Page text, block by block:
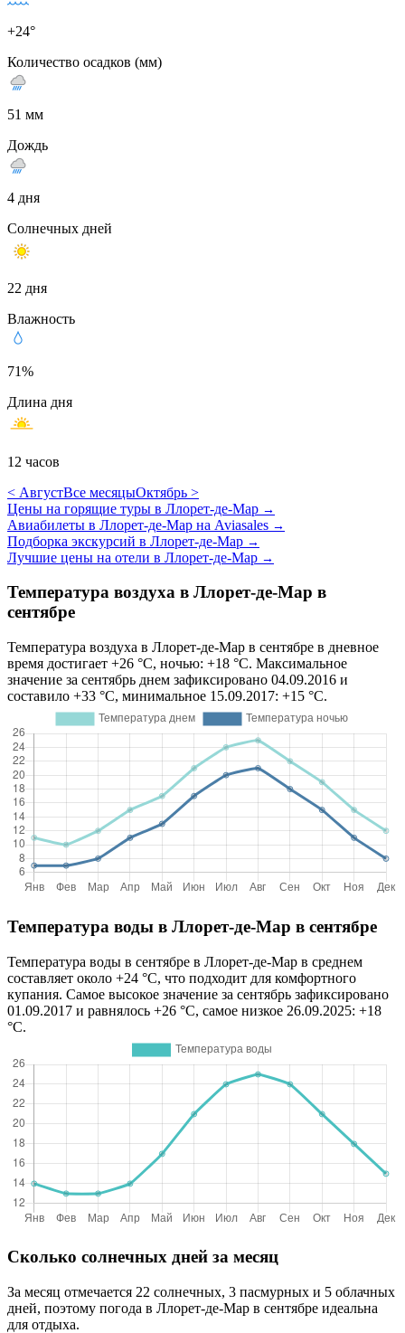
+24°
Количество осадков (мм)
51 мм
Дождь
4 дня
Солнечных дней
22 дня
Влажность
71%
Длина дня
12 часов
< АвгустВсе месяцыОктябрь >
Цены на горящие туры в Ллорет-де-Мар →
Авиабилеты в Ллорет-де-Мар на Aviasales →
Подборка экскурсий в Ллорет-де-Мар →
Лучшие цены на отели в Ллорет-де-Мар →
Температура воздуха в Ллорет-де-Мар в
сентябре
Температура воздуха в Ллорет-де-Мар в сентябре в дневное
время достигает +26 °C, ночью: +18 °C. Максимальное
значение за сентябрь днем зафиксировано 04.09.2016 и
составило +33 °C, минимальное 15.09.2017: +15 °C.
Температура воды в Ллорет-де-Мар в сентябре
Температура воды в сентябре в Ллорет-де-Мар в среднем
составляет около +24 °C, что подходит для комфортного
купания. Самое высокое значение за сентябрь зафиксировано
01.09.2017 и равнялось +26 °C, самое низкое 26.09.2025: +18
°C.
Сколько солнечных дней за месяц
За месяц отмечается 22 солнечных, 3 пасмурных и 5 облачных
дней, поэтому погода в Ллорет-де-Мар в сентябре идеальна
для отдыха.